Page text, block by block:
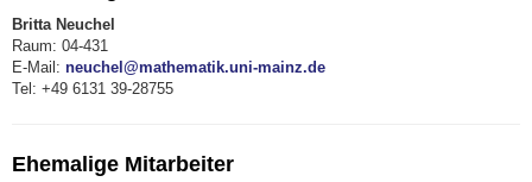
Britta Neuchel
Raum: 04-431
E-Mail: neuchel@mathematik.uni-mainz.de
Tel: +49 6131 39-28755
Ehemalige Mitarbeiter